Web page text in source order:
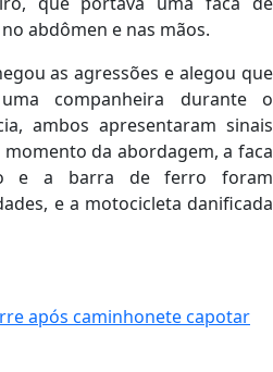
abdômen e nas mãos.
as agressões e alegou que
companheira durante o
ambos apresentaram sinais
da abordagem, a faca
e a barra de ferro foram
e a motocicleta danificada
após caminhonete capotar